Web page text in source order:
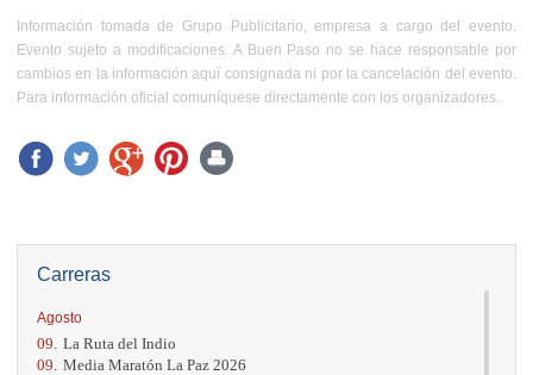
Carreras
Agosto
09. La Ruta del Indio
09. Media Maratón La Paz 2026
Información tomada de Grupo Publicitario, empresa a cargo del evento.
Evento sujeto a modificaciones. A Buen Paso no se hace responsable por
cambios en la información aquí consignada ni por la cancelación del evento.
Para información oficial comuníquese directamente con los organizadores.